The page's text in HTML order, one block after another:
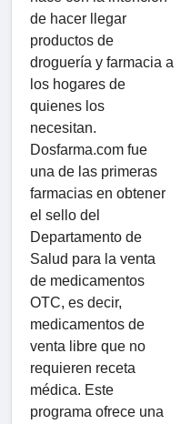
de hacer llegar
productos de
droguería y farmacia a
los hogares de
quienes los
necesitan.
Dosfarma.com fue
una de las primeras
farmacias en obtener
el sello del
Departamento de
Salud para la venta
de medicamentos
OTC, es decir,
medicamentos de
venta libre que no
requieren receta
médica. Este
programa ofrece una